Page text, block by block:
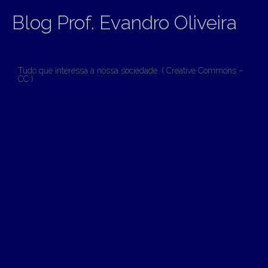
Blog Prof. Evandro Oliveira
Tudo que interessa à nossa sociedade. ( Creative Commons –
CC )